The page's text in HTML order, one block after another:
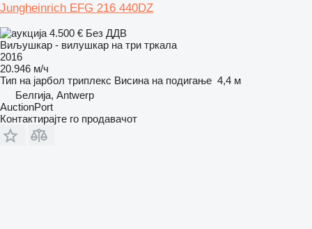
Jungheinrich EFG 216 440DZ
4.500 € Без ДДВ
Виљушкар - вилушкар на три тркала
2016
20.946 м/ч
Тип на јарбол триплекс Висина на подигање 4,4 м
Белгија, Antwerp
AuctionPort
Контактирајте го продавачот